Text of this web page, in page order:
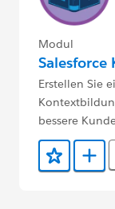
Modul
Salesforce
Erstellen Sie
bessere
Zu Zu